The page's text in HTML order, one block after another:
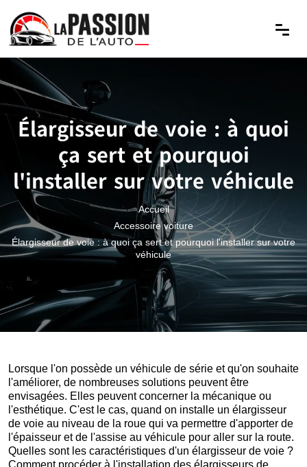
Élargisseur de voie : à quoi
ça sert et pourquoi
l'installer sur votre véhicule
Accueil
Accessoire voiture
Élargisseur de voie : à quoi ça sert et pourquoi l'installer sur votre
véhicule
Lorsque l'on possède un véhicule de série et qu'on souhaite
l'améliorer, de nombreuses solutions peuvent être
envisagées. Elles peuvent concerner la mécanique ou
l'esthétique. C'est le cas, quand on installe un élargisseur
de voie au niveau de la roue qui va permettre d'apporter de
l'épaisseur et de l'assise au véhicule pour aller sur la route.
Quelles sont les caractéristiques d'un élargisseur de voie ?